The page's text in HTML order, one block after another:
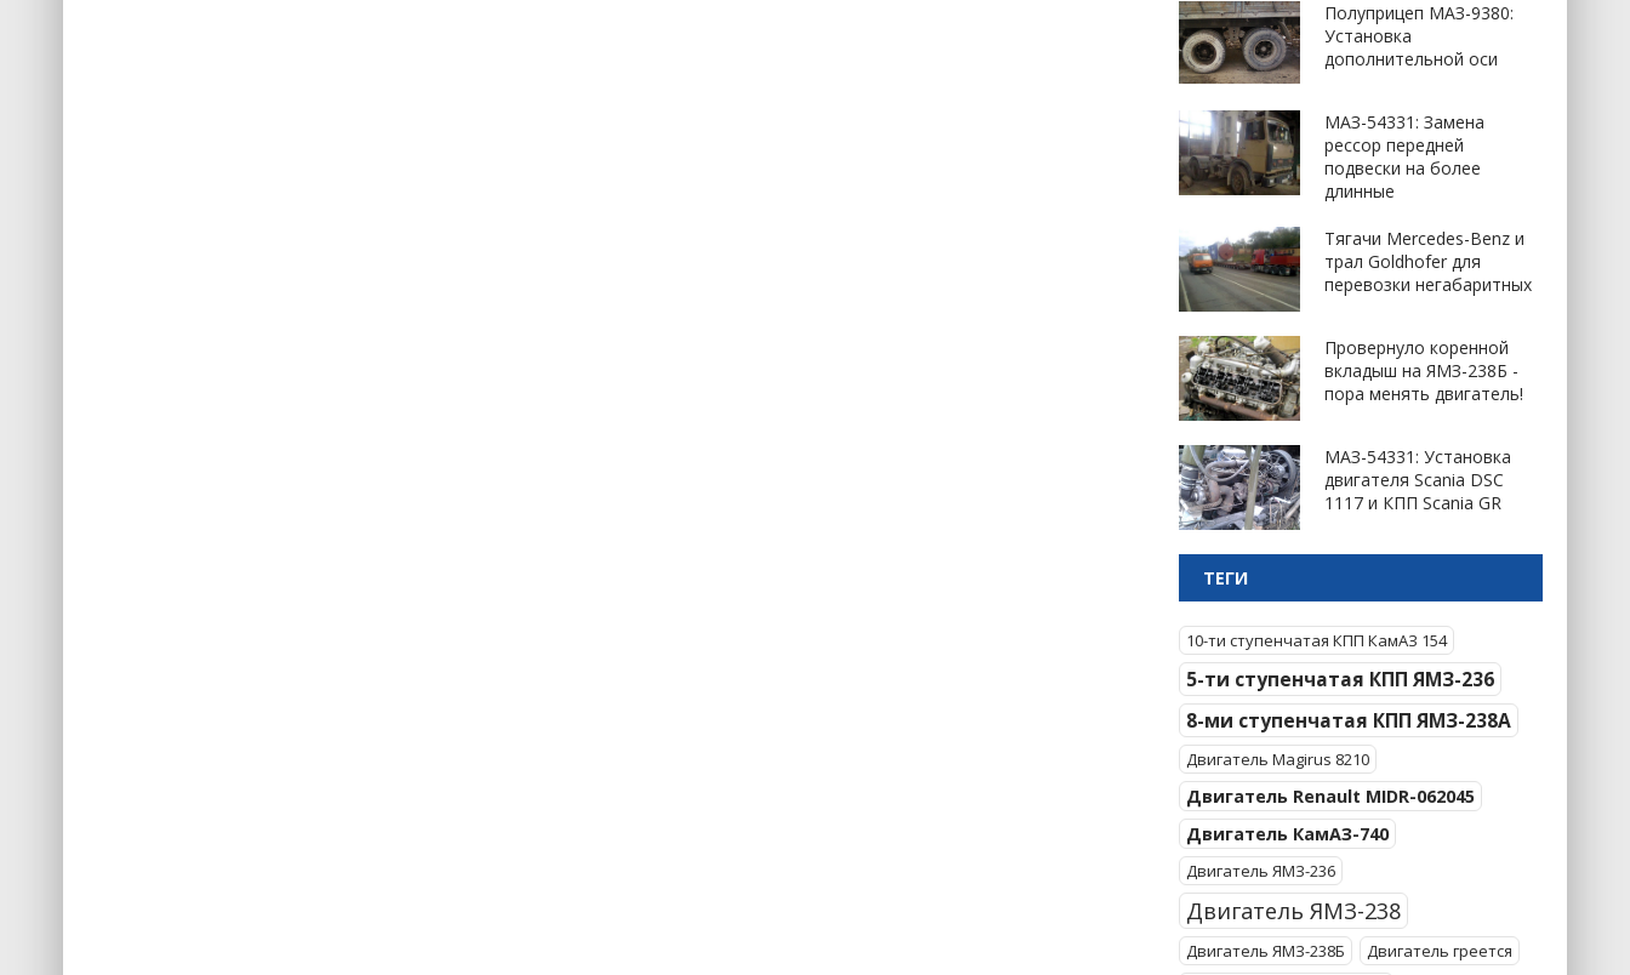
Полуприцеп МАЗ-9380:
Установка
дополнительной оси
МАЗ-54331: Замена
рессор передней
подвески на более
длинные
Тягачи Mercedes-Benz и
трал Goldhofer для
перевозки негабаритных
Провернуло коренной
вкладыш на ЯМЗ-238Б -
пора менять двигатель!
МАЗ-54331: Установка
двигателя Scania DSC
1117 и КПП Scania GR
ТЕГИ
10-ти ступенчатая КПП КамАЗ 154
5-ти ступенчатая КПП ЯМЗ-236
8-ми ступенчатая КПП ЯМЗ-238А
Двигатель Magirus 8210
Двигатель Renault MIDR-062045
Двигатель КамАЗ-740
Двигатель ЯМЗ-236
Двигатель ЯМЗ-238
Двигатель ЯМЗ-238Б
Двигатель греется